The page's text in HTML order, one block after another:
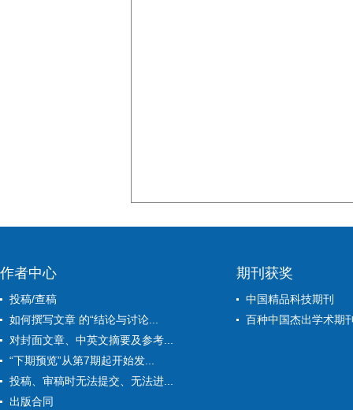
作者中心
投稿/查稿
如何撰写文章 的“结论与讨论...
对封面文章、中英文摘要及参考...
“下期预览”从第7期起开始发...
投稿、审稿时无法提交、无法进...
出版合同
期刊获奖
中国精品科技期刊
百种中国杰出学术期